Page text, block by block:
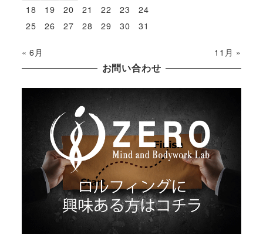
18
19 20 21 22 23
24
25
26 27 28 29 30 31
« 6月 11月 »
お問い合わせ